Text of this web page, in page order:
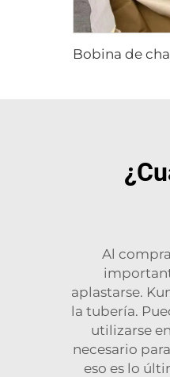
Al
aplastarse.
la tubería.
utilizarse
necesario
eso es lo